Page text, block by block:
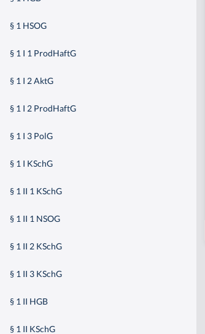
§ 1 HSOG
§ 1 I 1 ProdHaftG
§ 1 I 2 AktG
§ 1 I 2 ProdHaftG
§ 1 I 3 PolG
§ 1 I KSchG
§ 1 II 1 KSchG
§ 1 II 1 NSOG
§ 1 II 2 KSchG
§ 1 II 3 KSchG
§ 1 II HGB
§ 1 II KSchG